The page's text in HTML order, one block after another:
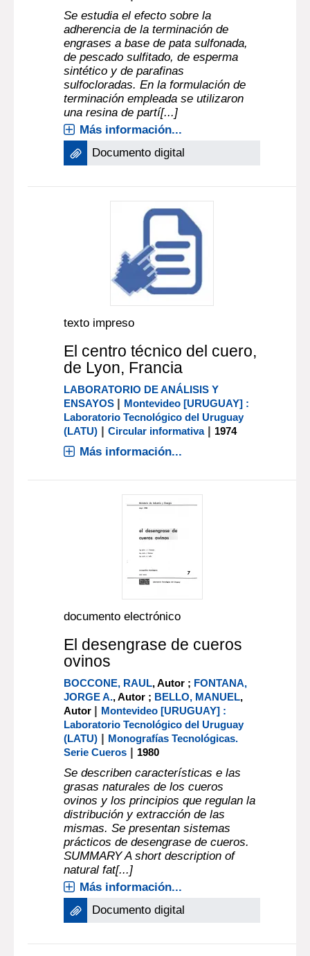
Se estudia el efecto sobre la
adherencia de la terminación de
engrases a base de pata sulfonada,
de pescado sulfitado, de esperma
sintético y de parafinas
sulfocloradas. En la formulación de
terminación empleada se utilizaron
una resina de partí[...]
Más información...
Documento digital
texto impreso
El centro técnico del cuero,
de Lyon, Francia
LABORATORIO DE ANÁLISIS Y
ENSAYOS | Montevideo [URUGUAY] :
Laboratorio Tecnológico del Uruguay
(LATU) |Circular informativa| 1974
Más información...
documento electrónico
El desengrase de cueros
ovinos
BOCCONE, RAUL, Autor ; FONTANA,
JORGE A., Autor ; BELLO, MANUEL,
Autor | Montevideo [URUGUAY] :
Laboratorio Tecnológico del Uruguay
(LATU) | Monografías Tecnológicas.
Serie Cueros | 1980
Se describen características e las
grasas naturales de los cueros
ovinos y los principios que regulan la
distribución y extracción de las
mismas. Se presentan sistemas
prácticos de desengrase de cueros.
SUMMARY A short description of
natural fat[...]
Más información...
Documento digital